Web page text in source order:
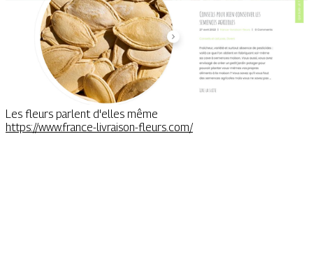
Les fleurs parlent d'elles même
https://www.france-livraison-fleurs.com/